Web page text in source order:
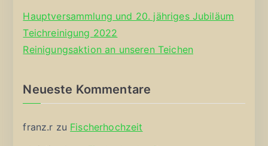
Hauptversammlung und 20. jähriges Jubiläum
Teichreinigung 2022
Reinigungsaktion an unseren Teichen
Neueste Kommentare
franz.r zu Fischerhochzeit